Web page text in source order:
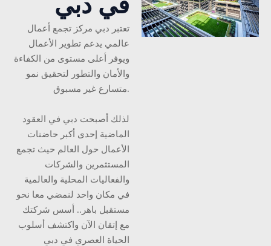
تعتبر دبي مركز تجمع أعمال
عالمي يدعم تطوير الأعمال
ويوفر أعلى مستوى من الكفاءة
والأمان والتطور لتحقيق نمو
متسارع غير مسبوق.
لذلك أصبحت دبي في العقود
الماضية إحدى أكبر حاضنات
الأعمال حول العالم حيث تجمع
المستثمرين والشركات
والفعاليات المحلية والعالمية
في مكان واحد لنمضي معا نحو
مستقبل باهر.. أسس شركتك
مع إتقان الآن واكتشف أسلوب
الحياة العصري في دبي